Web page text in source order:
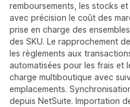
remboursements, les stocks
avec précision le coût des
prise en charge des
des SKU. Le rapprochement
les règlements aux
automatisées pour les frais et
charge multiboutique avec
emplacements.
depuis NetSuite. Importation